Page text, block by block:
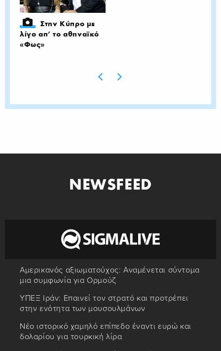
Στην Κύπρο με
λίγο απ' το αθηναϊκό
«Φως»
Previous page
Next page
NEWSFEED
Αμερικανός αξιωματούχος: Αναμένεται σύντομα
μια συμφωνία για Ορμούζ
ΥΠΕΞ Ιράν: Επαινεί τον στρατό και προτρέπει
στην ενότητα των μουσουλμάνων
Νέο ιστορικό χαμηλό επίπεδο έναντι ευρώ και
δολαρίου για τουρκική λίρα